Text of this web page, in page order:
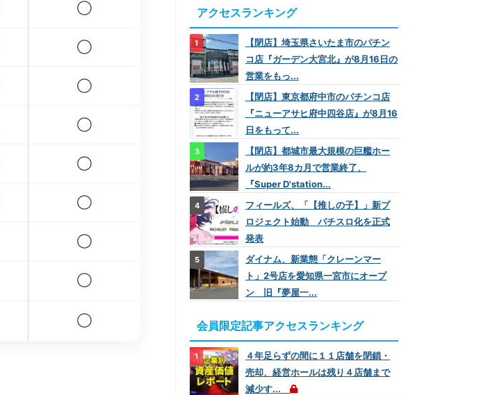
◯
◯
◯
◯
◯
◯
◯
◯
◯
アクセスランキング
【閉店】埼玉県さいたま市のパチン
コ店『ガーデン大宮北』が8月16日の
営業をもっ...
【閉店】東京都府中市のパチンコ店
『ニューアサヒ府中四谷店』が8月16
日をもって...
【閉店】都城市最大規模の巨艦ホー
ルが約3年8カ月で営業終了、
『Super D'station...
フィールズ、「【推しの子】」新プ
ロジェクト始動 パチスロ化を正式
発表
ダイナム、新業態「クレーンマー
ト」2号店を愛知県一宮市にオープ
ン 旧『夢屋一...
会員限定記事アクセスランキング
４年足らずの間に１１店舗を閉鎖・
売却、経営ホールは残り４店舗まで
減少す...